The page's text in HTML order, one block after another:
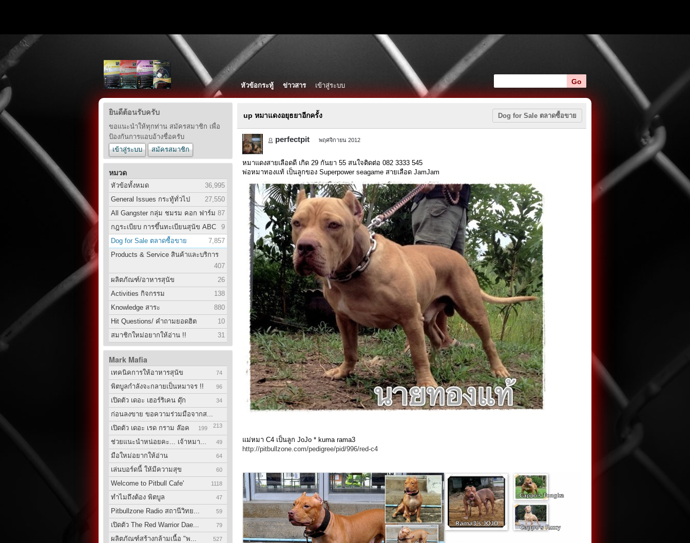
หัวข้อกระทู้ ข่าวสาร เข้าสู่ระบบ
ยินดีต้อนรับครับ
ขอแนะนำให้ทุกท่าน สมัครสมาชิก เพื่อ
ป้องกันการแอบอ้างชื่อครับ
เข้าสู่ระบบ
สมัครสมาชิก
หมวด
หัวข้อทั้งหมด
36,995
General Issues กระทู้ทั่วไป
27,550
All Gangster กลุ่ม ชมรม คอก ฟาร์ม 87
กฎระเบียบ การขึ้นทะเบียนสุนัข ABC
9
Dog for Sale ตลาดซื้อขาย
7,857
Products & Service สินค้าและบริการ
407
ผลิตภัณฑ์/อาหารสุนัข
26
Activities กิจกรรม
138
Knowledge สาระ
880
Hit Questions/ คำถามยอดฮิต
10
สมาชิกใหม่อยากให้อ่าน !!
31
Mark Mafia
เทคนิคการให้อาหารสุนัข 74
พิตบูลกำลังจะกลายเป็นหมาจร !! 96
เปิดตัว เดอะ เฮอร์ริเคน ดุ๊ก 34
ก่อนลงขาย ขอความร่วมมือจากส...
213
เปิดตัว เดอะ เรด กราม ล๊อค 199
ช่วยแนะนำหน่อยคะ... เจ้าหมา... 49
มือใหม่อยากให้อ่าน 64
เล่นบอร์ดนี้ ให้มีความสุข 60
Welcome to Pitbull Cafe' 1118
ทำไมถึงต้อง พิตบูล 47
Pitbullzone Radio สถานีวิทย... 59
เปิดตัว The Red Warrior Dae... 79
ผลิตภัณฑ์สร้างกล้ามเนื้อ "พ... 527
Dog for Sale ตลาดซื้อขาย
up หมาแดงอยุธยาอีกครั้ง
perfectpit พฤศจิกายน 2012
หมาแดงสายเลือดดี เกิด 29 กันยา 55 สนใจติดต่อ 082 3333 545
พ่อหมาทองแท้ เป็นลูกของ Superpower seagame สายเลือด JamJam
แม่หมา C4 เป็นลูก JoJo * kuma rama3
http://pitbullzone.com/pedigree/pid/996/red-c4